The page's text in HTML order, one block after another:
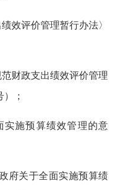
效评价管理暂行办法〉
财政支出绩效评价管理
；
实施预算绩效管理的意
府关于全面实施预算绩